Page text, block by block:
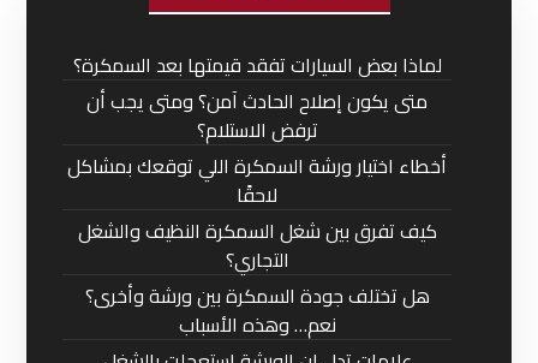
لماذا بعض السيارات تفقد قيمتها بعد السمكرة؟
متى يكون إصلاح الحادث آمن؟ ومتى يجب أن
ترفض الاستلام؟
أخطاء اختيار ورشة السمكرة اللي توقعك بمشاكل
لاحقًا
كيف تفرق بين شغل السمكرة النظيف والشغل
التجاري؟
هل تختلف جودة السمكرة بين ورشة وأخرى؟
نعم… وهذه الأسباب